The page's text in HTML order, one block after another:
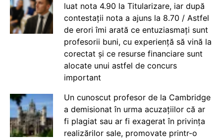
luat nota 4.90 la Titularizare, iar după
contestații nota a ajuns la 8.70 / Astfel
de erori îmi arată ce entuziasmați sunt
profesorii buni, cu experiență să vină la
corectat și ce resurse financiare sunt
alocate unui astfel de concurs
important
Un cunoscut profesor de la Cambridge
a demisionat în urma acuzațiilor că ar
fi plagiat sau ar fi exagerat în privința
realizărilor sale, promovate printr-o